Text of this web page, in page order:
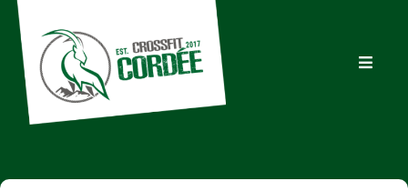
Passer
contenu
Toggle
Accueil